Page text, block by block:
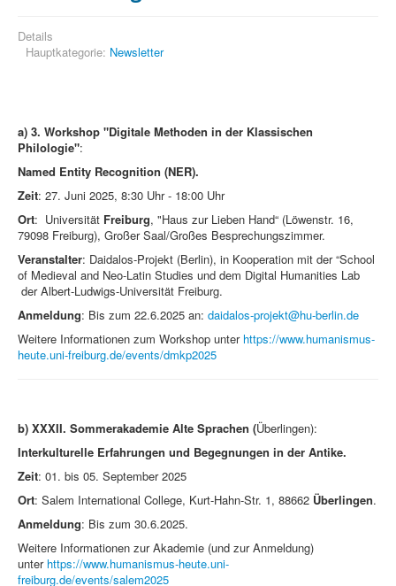
Details
Hauptkategorie: Newsletter
a) 3. Workshop "Digitale Methoden in der Klassischen
Philologie":
Named Entity Recognition (NER).
Zeit: 27. Juni 2025, 8:30 Uhr - 18:00 Uhr
Ort: Universität Freiburg, "Haus zur Lieben Hand“ (Löwenstr. 16,
79098 Freiburg), Großer Saal/Großes Besprechungszimmer.
Veranstalter: Daidalos-Projekt (Berlin), in Kooperation mit der “School
of Medieval and Neo-Latin Studies und dem Digital Humanities Lab
der Albert-Ludwigs-Universität Freiburg.
Anmeldung: Bis zum 22.6.2025 an: daidalos-projekt@hu-berlin.de
Weitere Informationen zum Workshop unter https://www.humanismus-
heute.uni-freiburg.de/events/dmkp2025
b) XXXII. Sommerakademie Alte Sprachen (Überlingen):
Interkulturelle Erfahrungen und Begegnungen in der Antike.
Zeit: 01. bis 05. September 2025
Ort: Salem International College, Kurt-Hahn-Str. 1, 88662 Überlingen.
Anmeldung: Bis zum 30.6.2025.
Weitere Informationen zur Akademie (und zur Anmeldung)
unter https://www.humanismus-heute.uni-
freiburg.de/events/salem2025